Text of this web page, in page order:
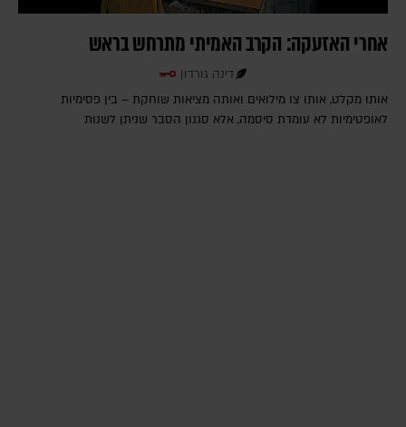
אחרי האזעקה: הקרב האמיתי מתרחש בראש
דינה גורדון
אותו מקלט, אותו צו מילואים ואותה מציאות שוחקת – בין פסימיות
לאופטימיות לא עומדת סיסמה, אלא סגנון הסבר שניתן לשנות